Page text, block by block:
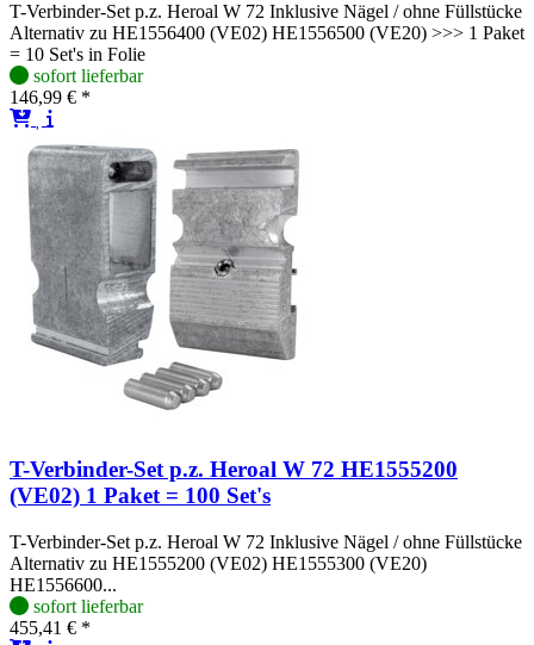
T-Verbinder-Set p.z. Heroal W 72 Inklusive Nägel / ohne Füllstücke
Alternativ zu HE1556400 (VE02) HE1556500 (VE20) >>> 1 Paket
= 10 Set's in Folie
sofort lieferbar
146,99 € *
T-Verbinder-Set p.z. Heroal W 72 HE1555200
(VE02) 1 Paket = 100 Set's
T-Verbinder-Set p.z. Heroal W 72 Inklusive Nägel / ohne Füllstücke
Alternativ zu HE1555200 (VE02) HE1555300 (VE20)
HE1556600...
sofort lieferbar
455,41 € *